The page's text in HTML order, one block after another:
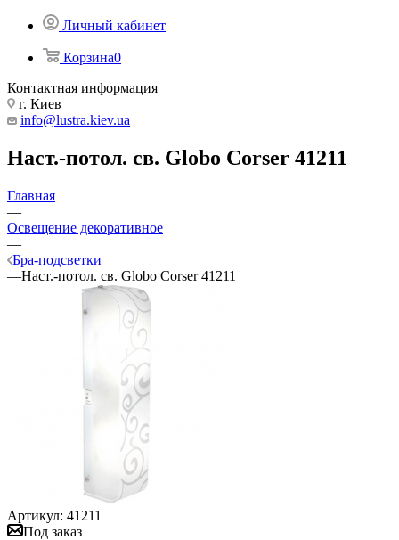
Личный кабинет
Корзина0
Контактная информация
г. Киев
info@lustra.kiev.ua
Наст.-потол. св. Globo Corser 41211
Главная
—
Освещение декоративное
—
Бра-подсветки
—Наст.-потол. св. Globo Corser 41211
Артикул: 41211
Под заказ